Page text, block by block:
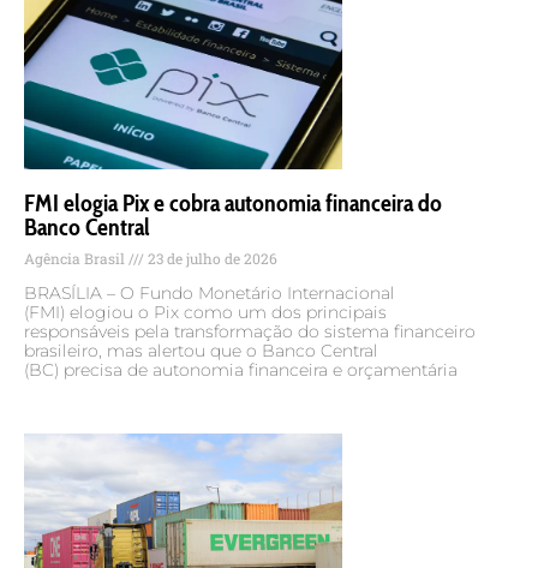
FMI elogia Pix e cobra autonomia financeira do
Banco Central
Agência Brasil 23 de julho de 2026
BRASÍLIA – O Fundo Monetário Internacional
(FMI) elogiou o Pix como um dos principais
responsáveis pela transformação do sistema financeiro
brasileiro, mas alertou que o Banco Central
(BC) precisa de autonomia financeira e orçamentária